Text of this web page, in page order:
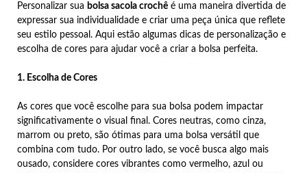
Personalizar sua bolsa sacola crochê é uma maneira divertida de
expressar sua individualidade e criar uma peça única que reflete
seu estilo pessoal. Aqui estão algumas dicas de personalização e
escolha de cores para ajudar você a criar a bolsa perfeita.
1. Escolha de Cores
As cores que você escolhe para sua bolsa podem impactar
significativamente o visual final. Cores neutras, como cinza,
marrom ou preto, são ótimas para uma bolsa versátil que
combina com tudo. Por outro lado, se você busca algo mais
ousado, considere cores vibrantes como vermelho, azul ou